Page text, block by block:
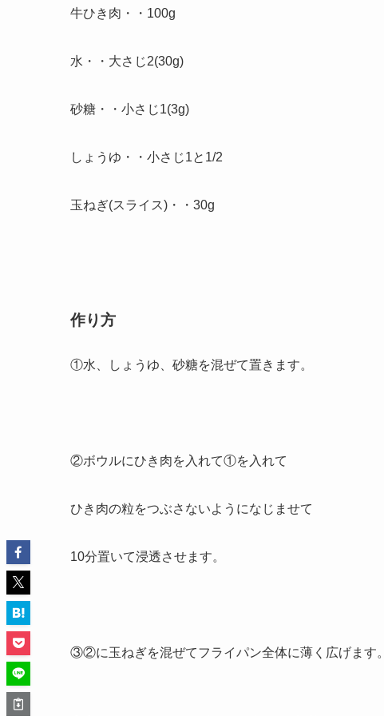
牛ひき肉・・100g
水・・大さじ2(30g)
砂糖・・小さじ1(3g)
しょうゆ・・小さじ1と1/2
玉ねぎ(スライス)・・30g
作り方
①水、しょうゆ、砂糖を混ぜて置きます。
②ボウルにひき肉を入れて①を入れて
ひき肉の粒をつぶさないようになじませて
10分置いて浸透させます。
③②に玉ねぎを混ぜてフライパン全体に薄く広げます。